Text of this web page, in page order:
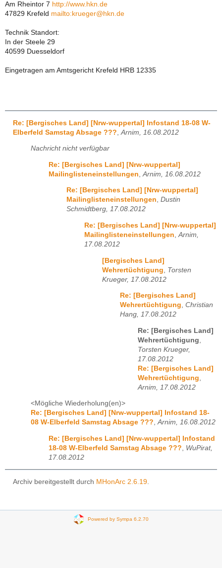
Am Rheintor 7 http://www.hkn.de
47829 Krefeld mailto:krueger@hkn.de
Technik Standort:
In der Steele 29
40599 Duesseldorf
Eingetragen am Amtsgericht Krefeld HRB 12335
Re: [Bergisches Land] [Nrw-wuppertal] Infostand 18-08 W-
Elberfeld Samstag Absage ??? Arnim, 16.08.2012
Nachricht nicht verfügbar
Re: [Bergisches Land] [Nrw-wuppertal]
Mailinglisteneinstellungen Arnim, 16.08.2012
Re: [Bergisches Land] [Nrw-wuppertal]
Mailinglisteneinstellungen, Dustin
Schmidtberg, 17.08.2012
Re: [Bergisches Land] [Nrw-wuppertal]
Mailinglisteneinstellungen Arnim,
17.08.2012
[Bergisches Land]
Wehrertüchtigung
Torsten
Krueger, 17.08.2012
Re: [Bergisches Land]
Wehrertüchtigung, Christian
Hang, 17.08.2012
Re: [Bergisches Land]
Wehrertüchtigung
Torsten Krueger,
17.08.2012
Re: [Bergisches Land]
Wehrertüchtigung
Arnim, 17.08.2012
<Mögliche Wiederholung(en)>
Re: [Bergisches Land] [Nrw-wuppertal] Infostand 18-
08 W-Elberfeld Samstag Absage ???,Arnim, 16.08.2012
Re: [Bergisches Land] [Nrw-wuppertal] Infostand
18-08 W-Elberfeld Samstag Absage ???
WuPirat,
17.08.2012
Archiv bereitgestellt durch MHonArc 2.6.19.
Powered by Sympa 6.2.70